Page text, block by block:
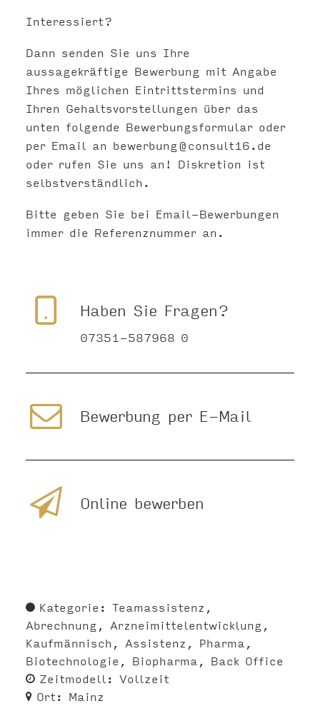
Interessiert?
Dann senden Sie uns Ihre
aussagekräftige Bewerbung mit Angabe
Ihres möglichen Eintrittstermins und
Ihren Gehaltsvorstellungen über das
unten folgende Bewerbungsformular oder
per Email an bewerbung@consult16.de
oder rufen Sie uns an! Diskretion ist
selbstverständlich.
Bitte geben Sie bei Email-Bewerbungen
immer die Referenznummer an.
Haben Sie Fragen?
07351-587968 0
Bewerbung per E-Mail
Online bewerben
Kategorie: Teamassistenz
Abrechnung
Arzneimittelentwicklung
Kaufmännisch
Assistenz
Pharma
Biotechnologie
Biopharma
Back Office
Zeitmodell: Vollzeit
Ort: Mainz